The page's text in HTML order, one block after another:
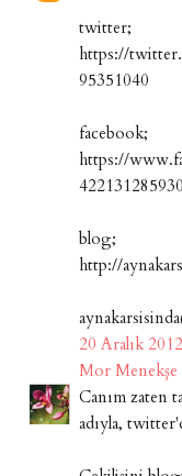
twitter;
https://
95351040
facebook;
https://
422131285930
blog;
http://
20 Aralık
Mor Menekşe
Canım zaten
adıyla,